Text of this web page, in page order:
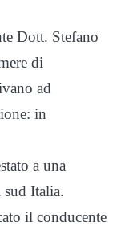
Dott. Stefano
di
ad
in
a una
sud Italia.
il conducente